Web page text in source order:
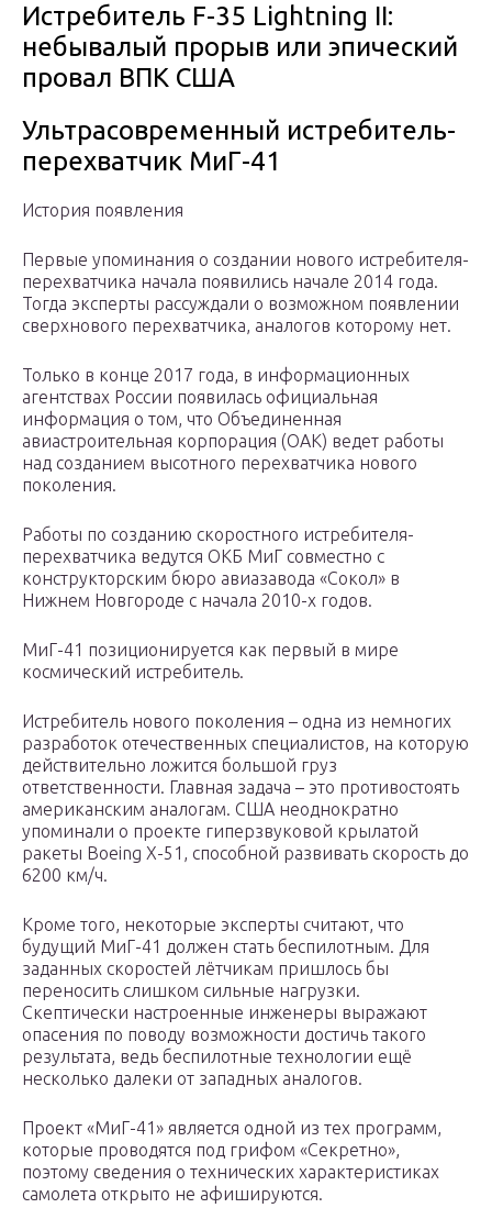
Истребитель F-35 Lightning II:
небывалый прорыв или эпический
провал ВПК США
Ультрасовременный истребитель-
перехватчик МиГ-41
История появления
Первые упоминания о создании нового истребителя-
перехватчика начала появились начале 2014 года.
Тогда эксперты рассуждали о возможном появлении
сверхнового перехватчика, аналогов которому нет.
Только в конце 2017 года, в информационных
агентствах России появилась официальная
информация о том, что Объединенная
авиастроительная корпорация (ОАК) ведет работы
над созданием высотного перехватчика нового
поколения.
Работы по созданию скоростного истребителя-
перехватчика ведутся ОКБ МиГ совместно с
конструкторским бюро авиазавода «Сокол» в
Нижнем Новгороде с начала 2010-х годов.
МиГ-41 позиционируется как первый в мире
космический истребитель.
Истребитель нового поколения – одна из немногих
разработок отечественных специалистов, на которую
действительно ложится большой груз
ответственности. Главная задача – это противостоять
американским аналогам. США неоднократно
упоминали о проекте гиперзвуковой крылатой
ракеты Boeing X-51, способной развивать скорость до
6200 км/ч.
Кроме того, некоторые эксперты считают, что
будущий МиГ-41 должен стать беспилотным. Для
заданных скоростей лётчикам пришлось бы
переносить слишком сильные нагрузки.
Скептически настроенные инженеры выражают
опасения по поводу возможности достичь такого
результата, ведь беспилотные технологии ещё
несколько далеки от западных аналогов.
Проект «МиГ-41» является одной из тех программ,
которые проводятся под грифом «Секретно»,
поэтому сведения о технических характеристиках
самолета открыто не афишируются.